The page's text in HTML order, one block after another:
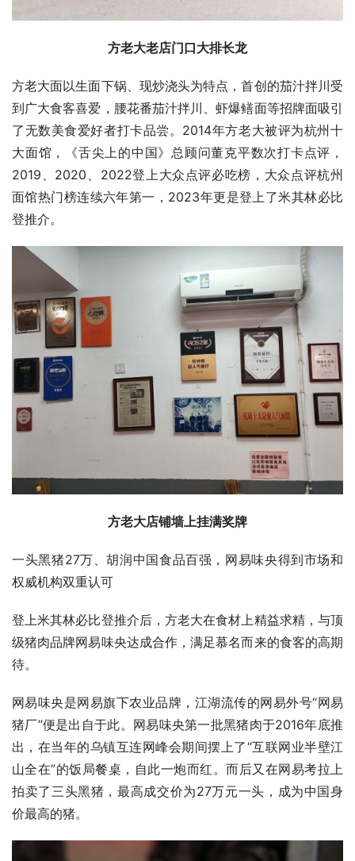
方老大老店门口大排长龙
方老大面以生面下锅、现炒浇头为特点，首创的茄汁拌川受
到广大食客喜爱，腰花番茄汁拌川、虾爆鳝面等招牌面吸引
了无数美食爱好者打卡品尝。2014年方老大被评为杭州十
大面馆，《舌尖上的中国》总顾问董克平数次打卡点评，
2019、2020、2022登上大众点评必吃榜，大众点评杭州
面馆热门榜连续六年第一，2023年更是登上了米其林必比
登推介。
方老大店铺墙上挂满奖牌
一头黑猪27万、胡润中国食品百强，网易味央得到市场和
权威机构双重认可
登上米其林必比登推介后，方老大在食材上精益求精，与顶
级猪肉品牌网易味央达成合作，满足慕名而来的食客的高期
待。
网易味央是网易旗下农业品牌，江湖流传的网易外号“网易
猪厂”便是出自于此。网易味央第一批黑猪肉于2016年底推
出，在当年的乌镇互连网峰会期间摆上了“互联网业半壁江
山全在”的饭局餐桌，自此一炮而红。而后又在网易考拉上
拍卖了三头黑猪，最高成交价为27万元一头，成为中国身
价最高的猪。